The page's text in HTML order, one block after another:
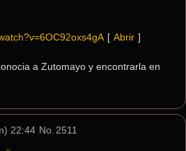
[ Abrir ]
a Zutomayo y encontrarla en
22:44 No. 2511